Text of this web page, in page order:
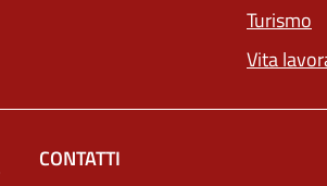
Turismo
Vita
CONTATTI